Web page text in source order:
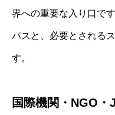
界への重要な入り口で
パスと、必要とされる
す。
国際機関・NGO・